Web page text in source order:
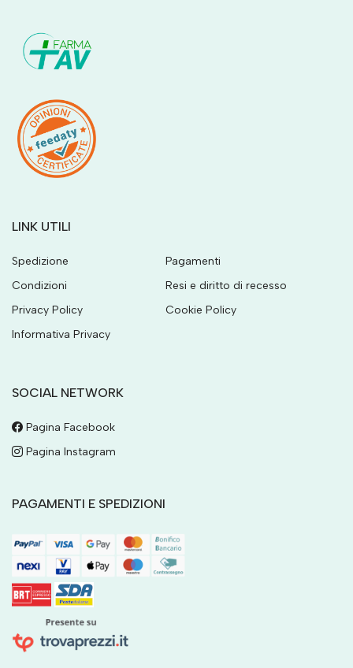
LINK UTILI
Spedizione
Pagamenti
Condizioni
Resi e diritto di recesso
Privacy Policy
Cookie Policy
Informativa Privacy
SOCIAL NETWORK
Pagina Facebook
Pagina Instagram
PAGAMENTI E SPEDIZIONI